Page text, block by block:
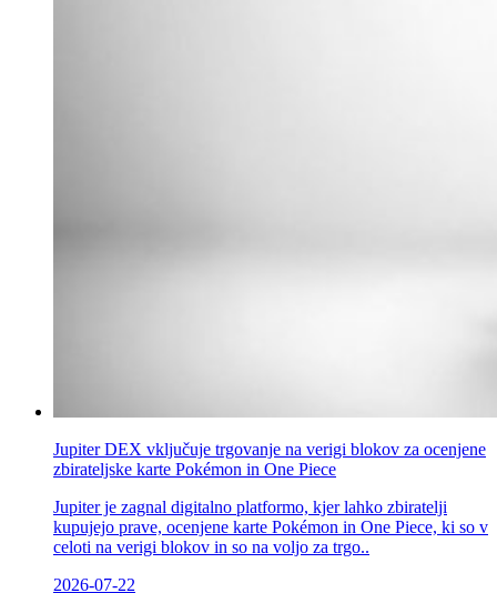
Jupiter DEX vključuje trgovanje na verigi blokov za ocenjene
zbirateljske karte Pokémon in One Piece
Jupiter je zagnal digitalno platformo, kjer lahko zbiratelji
kupujejo prave, ocenjene karte Pokémon in One Piece, ki so v
celoti na verigi blokov in so na voljo za trgo..
2026-07-22